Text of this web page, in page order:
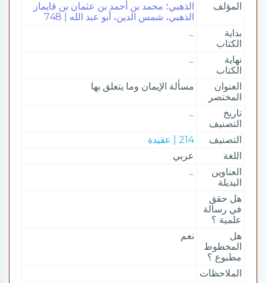
المؤلف
الذهبي؛ محمد بن أحمد بن عثمان بن قايماز
الذهبي، شمس الدين، أبو عبد الله | 748
بداية
الكتاب
...
نهاية
الكتاب
...
العنوان
المختصر
مسألة الإيمان وما يتعلق بها
تاريخ
التصنيف
...
التصنيف
214 | عقيدة
اللغة
عربي
العناوين
البديلة
...
هل حقق
في رسالة
علمية ؟
هل
المخطوط
مطبوع ؟
نعم
الملاحظات